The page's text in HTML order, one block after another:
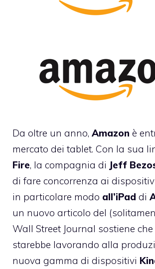
Da oltre un anno, Amazon è
mercato dei tablet. Con la sua
Fire, la compagnia di Jeff
di fare concorrenza ai
in particolare modo all’iPad di
un nuovo articolo del
Wall Street Journal sostiene che
starebbe lavorando alla
nuova gamma di dispositivi